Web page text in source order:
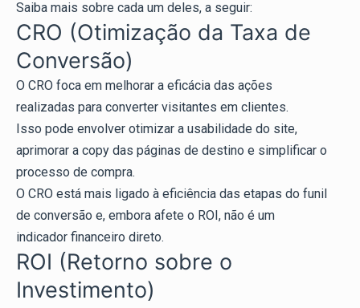
Saiba mais sobre cada um deles, a seguir:
CRO (Otimização da Taxa de
Conversão)
O CRO foca em melhorar a eficácia das ações
realizadas para converter visitantes em clientes.
Isso pode envolver otimizar a usabilidade do site,
aprimorar a copy das páginas de destino e simplificar o
processo de compra.
O CRO está mais ligado à eficiência das etapas do funil
de conversão e, embora afete o ROI, não é um
indicador financeiro direto.
ROI (Retorno sobre o
Investimento)